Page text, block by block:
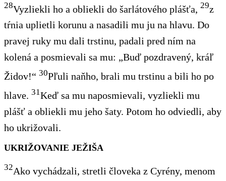
28Vyzliekli ho a obliekli do šarlátového plášťa, 29z
tŕnia uplietli korunu a nasadili mu ju na hlavu. Do
pravej ruky mu dali trstinu, padali pred ním na
kolená a posmievali sa mu: „Buď pozdravený, kráľ
Židov!“ 30Pľuli naňho, brali mu trstinu a bili ho po
hlave. 31Keď sa mu naposmievali, vyzliekli mu
plášť a obliekli mu jeho šaty. Potom ho odviedli, aby
ho ukrižovali.
UKRIŽOVANIE JEŽIŠA
32Ako vychádzali, stretli človeka z Cyrény, menom